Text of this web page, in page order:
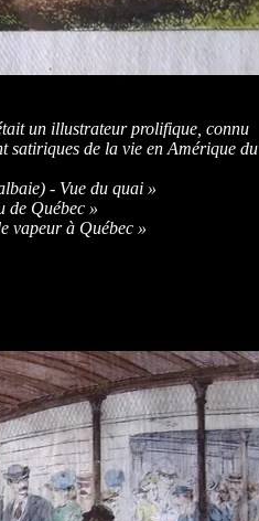
un illustrateur prolifique, connu
satiriques de la vie en Amérique du
- Vue du quai »
de Québec »
vapeur à Québec »